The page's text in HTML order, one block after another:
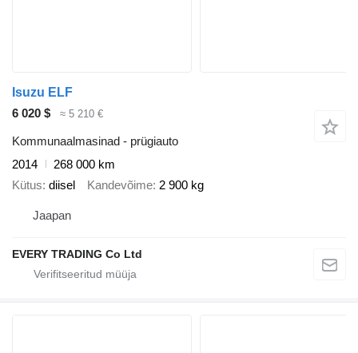
Isuzu ELF
6 020 $
≈ 5 210 €
Kommunaalmasinad - prügiauto
2014
268 000 km
Kütus diisel Kandevõime 2 900 kg
Jaapan
EVERY TRADING Co Ltd